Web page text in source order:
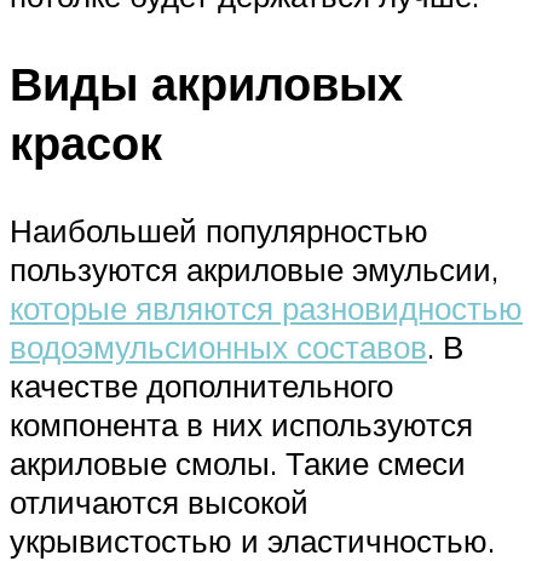
Виды акриловых
красок
Наибольшей популярностью
пользуются акриловые эмульсии,
которые являются разновидностью
водоэмульсионных составов. В
качестве дополнительного
компонента в них используются
акриловые смолы. Такие смеси
отличаются высокой
укрывистостью и эластичностью.